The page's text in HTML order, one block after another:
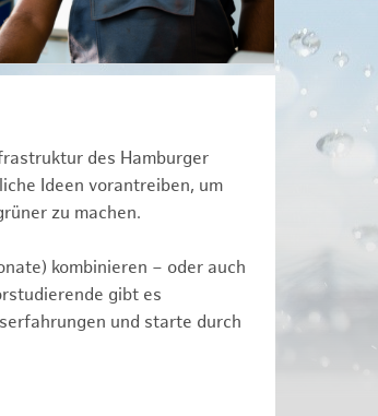
des Hamburger
Ideen vorantreiben, um
zu machen.
kombinieren – oder auch
gibt es
und starte durch